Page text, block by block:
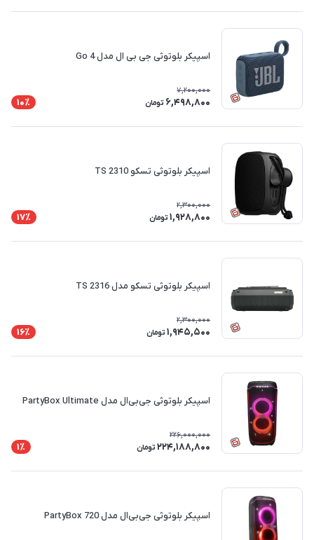
اسپیکر بلوتوثی جی بی ال مدل Go 4
7,200,000
6,498,800 تومان 10٪
اسپیکر بلوتوثی تسکو TS 2310
2,300,000
1,928,800 تومان 17٪
اسپیکر بلوتوثی تسکو مدل TS 2316
2,300,000
1,945,500 تومان 16٪
اسپیکر بلوتوثی جی‌بی‌ال مدل PartyBox Ultimate
226,000,000
224,188,800 تومان 1٪
اسپیکر بلوتوثی جی‌بی‌ال مدل PartyBox 720